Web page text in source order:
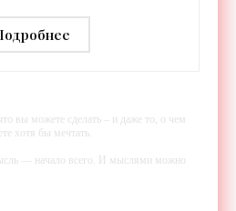
- «Гаджеты»
вы можете сделать – и даже то, о чем
хотя бы мечтать.
— начало всего. И мыслями можно